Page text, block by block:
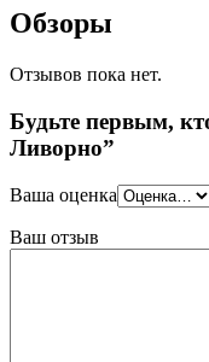
Обзоры
Отзывов пока нет.
Будьте первым,
Ливорно”
Ваша оценка
Ваш отзыв